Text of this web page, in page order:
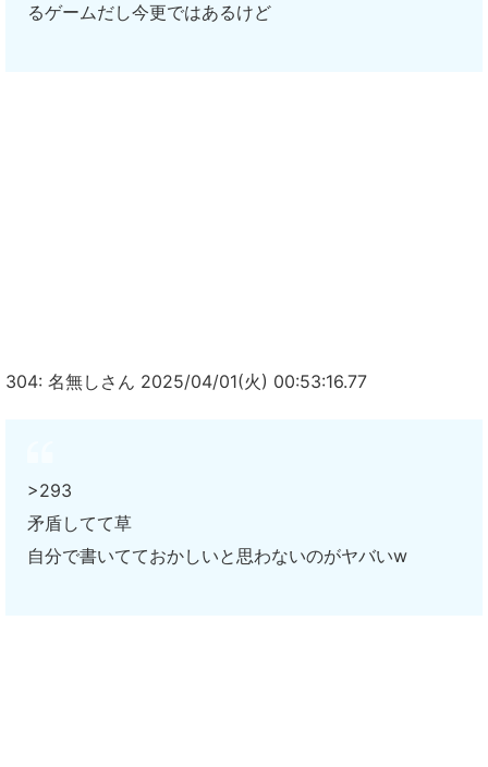
るゲームだし今更ではあるけど
304: 名無しさん 2025/04/01(火) 00:53:16.77
>293
矛盾してて草
自分で書いてておかしいと思わないのがヤバいw